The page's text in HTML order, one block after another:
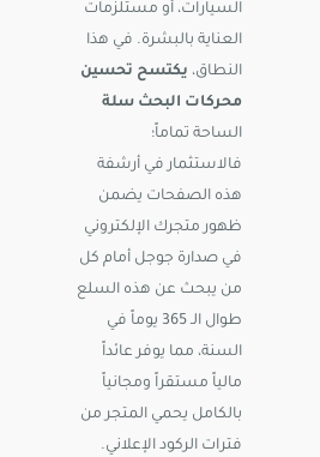
السيارات، أو مستلزمات
العناية بالبشرة. في هذا
النطاق، يكتسح تحسين
محركات البحث سلة
الساحة تماماً؛
فالاستثمار في أرشفة
هذه الصفحات يضمن
ظهور متجرك الإلكتروني
في صدارة جوجل أمام كل
من يبحث عن هذه السلع
طوال الـ 365 يوماً في
السنة، مما يوفر عائداً
مالياً مستقراً ومجانياً
بالكامل يحمي المتجر من
فترات الركود الإعلاني.